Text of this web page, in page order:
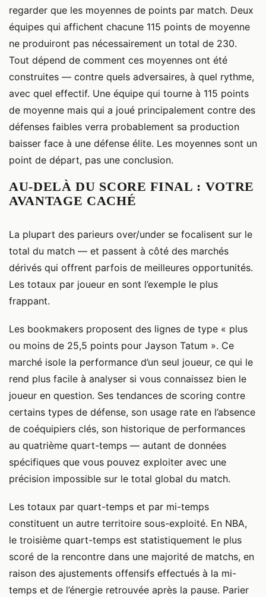
regarder que les moyennes de points par match. Deux
équipes qui affichent chacune 115 points de moyenne
ne produiront pas nécessairement un total de 230.
Tout dépend de comment ces moyennes ont été
construites — contre quels adversaires, à quel rythme,
avec quel effectif. Une équipe qui tourne à 115 points
de moyenne mais qui a joué principalement contre des
défenses faibles verra probablement sa production
baisser face à une défense élite. Les moyennes sont un
point de départ, pas une conclusion.
AU-DELÀ DU SCORE FINAL : VOTRE
AVANTAGE CACHÉ
La plupart des parieurs over/under se focalisent sur le
total du match — et passent à côté des marchés
dérivés qui offrent parfois de meilleures opportunités.
Les totaux par joueur en sont l’exemple le plus
frappant.
Les bookmakers proposent des lignes de type « plus
ou moins de 25,5 points pour Jayson Tatum ». Ce
marché isole la performance d’un seul joueur, ce qui le
rend plus facile à analyser si vous connaissez bien le
joueur en question. Ses tendances de scoring contre
certains types de défense, son usage rate en l’absence
de coéquipiers clés, son historique de performances
au quatrième quart-temps — autant de données
spécifiques que vous pouvez exploiter avec une
précision impossible sur le total global du match.
Les totaux par quart-temps et par mi-temps
constituent un autre territoire sous-exploité. En NBA,
le troisième quart-temps est statistiquement le plus
scoré de la rencontre dans une majorité de matchs, en
raison des ajustements offensifs effectués à la mi-
temps et de l’énergie retrouvée après la pause. Parier